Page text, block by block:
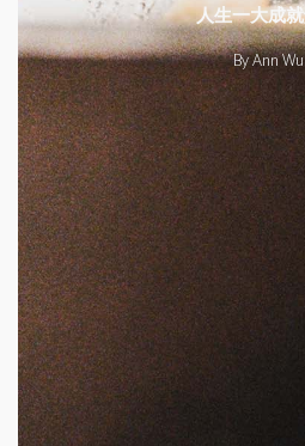
人生一大成
By Ann Wu